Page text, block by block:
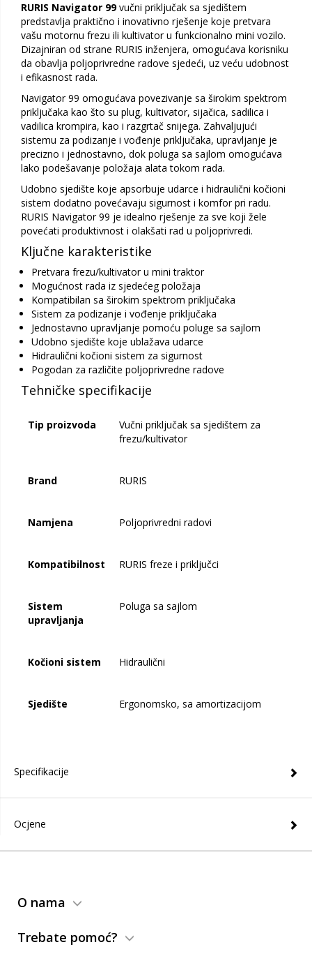
RURIS Navigator 99vučni priključak sa sjedištem
predstavlja praktično i inovativno rješenje koje pretvara
vašu motornu frezu ili kultivator u funkcionalno mini vozilo.
Dizajniran od strane RURIS inženjera, omogućava korisniku
da obavlja poljoprivredne radove sjedeći, uz veću udobnost
i efikasnost rada.
Navigator 99 omogućava povezivanje sa širokim spektrom
priključaka kao što su plug, kultivator, sijačica, sadilica i
vadilica krompira, kao i razgrtač snijega. Zahvaljujući
sistemu za podizanje i vođenje priključaka, upravljanje je
precizno i jednostavno, dok poluga sa sajlom omogućava
lako podešavanje položaja alata tokom rada.
Udobno sjedište koje apsorbuje udarce i hidraulični kočioni
sistem dodatno povećavaju sigurnost i komfor pri radu.
RURIS Navigator 99 je idealno rješenje za sve koji žele
povećati produktivnost i olakšati rad u poljoprivredi.
Ključne karakteristike
Pretvara frezu/kultivator u mini traktor
Mogućnost rada iz sjedećeg položaja
Kompatibilan sa širokim spektrom priključaka
Sistem za podizanje i vođenje priključaka
Jednostavno upravljanje pomoću poluge sa sajlom
Udobno sjedište koje ublažava udarce
Hidraulični kočioni sistem za sigurnost
Pogodan za različite poljoprivredne radove
Tehničke specifikacije
Tip proizvoda
Vučni priključak sa sjedištem za
frezu/kultivator
Brand RURIS
Namjena Poljoprivredni radovi
Kompatibilnost RURIS freze i priključci
Sistem
upravljanja
Poluga sa sajlom
Kočioni sistem Hidraulični
Sjedište Ergonomsko, sa amortizacijom
Specifikacije
Ocjene
O nama
Trebate pomoć?